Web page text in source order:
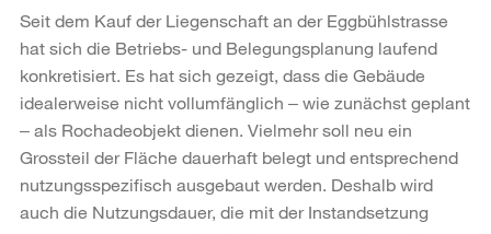
Seit dem Kauf der Liegenschaft an der Eggbühlstrasse
hat sich die Betriebs- und Belegungsplanung laufend
konkretisiert. Es hat sich gezeigt, dass die Gebäude
idealerweise nicht vollumfänglich ‒ wie zunächst geplant
‒ als Rochadeobjekt dienen. Vielmehr soll neu ein
Grossteil der Fläche dauerhaft belegt und entsprechend
nutzungsspezifisch ausgebaut werden. Deshalb wird
auch die Nutzungsdauer, die mit der Instandsetzung